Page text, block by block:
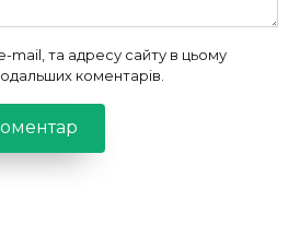
mail, та адресу сайту в цьому
коментарів.